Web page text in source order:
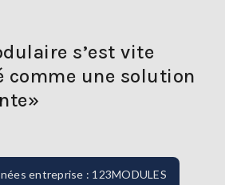
s’est vite
comme une solution
entreprise : 123MODULES